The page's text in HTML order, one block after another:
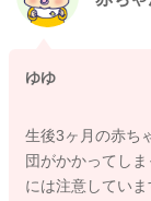
ゆゆ
生後3ヶ月の赤ち
団がかかってし
には注意してい